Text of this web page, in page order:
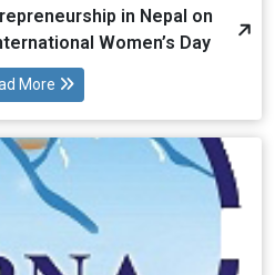
in Nepal on
Women’s Day
More